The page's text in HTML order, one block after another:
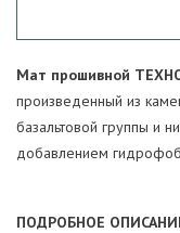
Мат прошивной
произведенный из
базальтовой группы и
добавлением
ПОДРОБНОЕ